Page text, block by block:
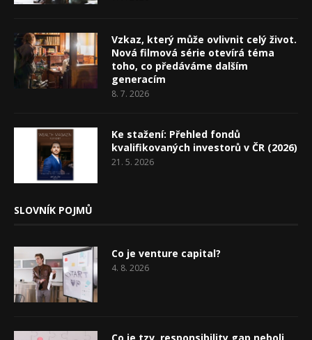
Vzkaz, který může ovlivnit celý život.
Nová filmová série otevírá téma
toho, co předáváme dalším
generacím
8. 7. 2026
Ke stažení: Přehled fondů
kvalifikovaných investorů v ČR (2026)
21. 5. 2026
SLOVNÍK POJMŮ
Co je venture capital?
4. 8. 2026
Co je tzv. responsibility gap neboli